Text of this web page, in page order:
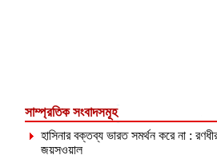
সাম্প্রতিক সংবাদসমূহ
হাসিনার বক্তব্য ভারত সমর্থন করে না :
জয়সওয়াল